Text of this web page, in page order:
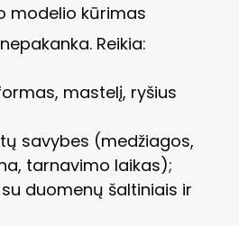
modelio kūrimas
Reikia:
mastelį, ryšius
savybes (medžiagos,
tarnavimo laikas);
duomenų šaltiniais ir